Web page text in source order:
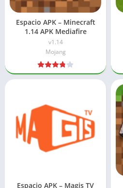
Espacio APK – Minecraft
1.14 APK Mediafire
v1.14
Mojang
Espacio APK – Magis TV